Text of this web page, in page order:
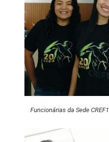
Funcionárias da Sede